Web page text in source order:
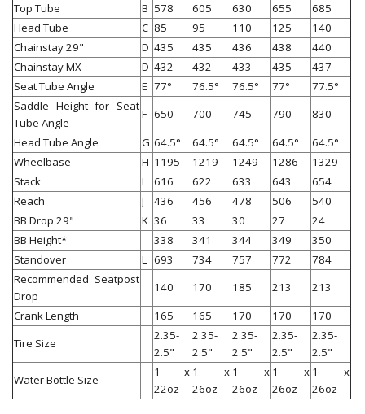
Top Tube
B 578 605 630 655
685
Head Tube
C 85 95 110 125
140
Chainstay 29"
D 435 435 436 438
440
Chainstay MX
D 432 432 433 435
437
Seat Tube Angle
E 77° 76.5° 76.5° 77°
77.5°
Saddle Height for Seat
Tube Angle
F 650 700 745 790
830
Head Tube Angle
G 64.5° 64.5° 64.5° 64.5°
64.5°
Wheelbase
H 1195 1219 1249 1286
1329
Stack
I 616 622 633 643
654
Reach
J 436 456 478 506
540
BB Drop 29"
K 36 33 30 27
24
BB Height*
338 341 344 349
350
Standover
L 693 734 757 772
784
Recommended Seatpost
Drop
140 170 185 213
213
Crank Length
165 165 170 170
170
Tire Size
2.35-
2.5"
2.35-
2.5"
2.35-
2.5"
2.35-
2.5"
2.35-
2.5"
Water Bottle Size
1 x
22oz
1 x
26oz
1 x
26oz
1 x
26oz
1 x
26oz